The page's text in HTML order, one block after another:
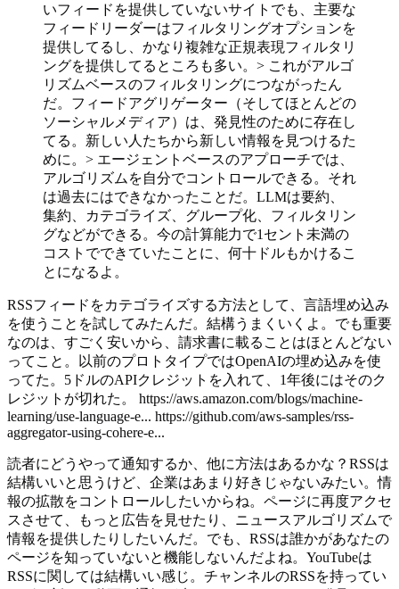
いフィードを提供していないサイトでも、主要な
フィードリーダーはフィルタリングオプションを
提供してるし、かなり複雑な正規表現フィルタリ
ングを提供してるところも多い。> これがアルゴ
リズムベースのフィルタリングにつながったん
だ。フィードアグリゲーター（そしてほとんどの
ソーシャルメディア）は、発見性のために存在し
てる。新しい人たちから新しい情報を見つけるた
めに。> エージェントベースのアプローチでは、
アルゴリズムを自分でコントロールできる。それ
は過去にはできなかったことだ。LLMは要約、
集約、カテゴライズ、グループ化、フィルタリン
グなどができる。今の計算能力で1セント未満の
コストでできていたことに、何十ドルもかけるこ
とになるよ。
RSSフィードをカテゴライズする方法として、言語埋め込み
を使うことを試してみたんだ。結構うまくいくよ。でも重要
なのは、すごく安いから、請求書に載ることはほとんどない
ってこと。以前のプロトタイプではOpenAIの埋め込みを使
ってた。5ドルのAPIクレジットを入れて、1年後にはそのク
レジットが切れた。 https://aws.amazon.com/blogs/machine-
learning/use-language-e... https://github.com/aws-samples/rss-
aggregator-using-cohere-e...
読者にどうやって通知するか、他に方法はあるかな？RSSは
結構いいと思うけど、企業はあまり好きじゃないみたい。情
報の拡散をコントロールしたいからね。ページに再度アクセ
スさせて、もっと広告を見せたり、ニュースアルゴリズムで
情報を提供したりしたいんだ。でも、RSSは誰かがあなたの
ページを知っていないと機能しないんだよね。YouTubeは
RSSに関しては結構いい感じ。チャンネルのRSSを持ってい